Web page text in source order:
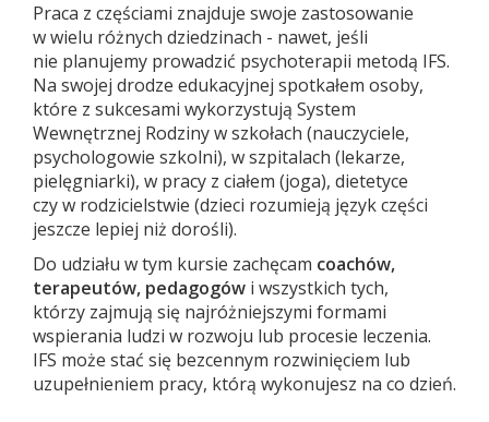
Praca z częściami znajduje swoje zastosowanie
w wielu różnych dziedzinach - nawet, jeśli
nie planujemy prowadzić psychoterapii metodą IFS.
Na swojej drodze edukacyjnej spotkałem osoby,
które z sukcesami wykorzystują System
Wewnętrznej Rodziny w szkołach (nauczyciele,
psychologowie szkolni), w szpitalach (lekarze,
pielęgniarki), w pracy z ciałem (joga), dietetyce
czy w rodzicielstwie (dzieci rozumieją język części
jeszcze lepiej niż dorośli).
Do udziału w tym kursie zachęcam coachów,
terapeutów, pedagogów i wszystkich tych,
którzy zajmują się najróżniejszymi formami
wspierania ludzi w rozwoju lub procesie leczenia.
IFS może stać się bezcennym rozwinięciem lub
uzupełnieniem pracy, którą wykonujesz na co dzień.